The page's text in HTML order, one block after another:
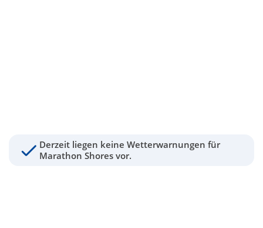
Derzeit liegen keine Wetterwarnungen für
Marathon Shores vor.